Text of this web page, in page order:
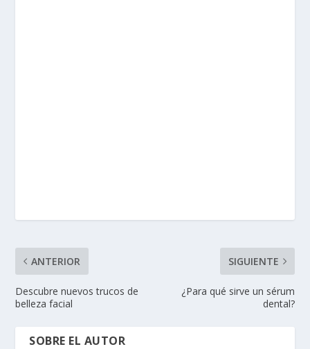
ANTERIOR
Descubre nuevos trucos de
belleza facial
SIGUIENTE
¿Para qué sirve un sérum
dental?
SOBRE EL AUTOR